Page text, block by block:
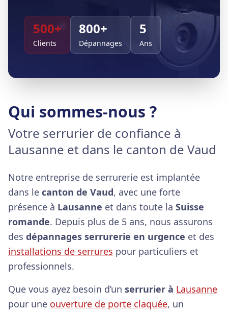
500+
Clients
800+
Dépannages
5
Ans
Qui sommes-nous ?
Votre serrurier de confiance à
Lausanne et dans le canton de Vaud
Notre entreprise de serrurerie est implantée
dans le canton de Vaud, avec une forte
présence à Lausanne et dans toute la Suisse
romande. Depuis plus de 5 ans, nous assurons
des dépannages serrurerie en urgence et des
installations de serrures pour particuliers et
professionnels.
Que vous ayez besoin d’un serrurier à Lausanne
pour une ouverture de porte claquée, un